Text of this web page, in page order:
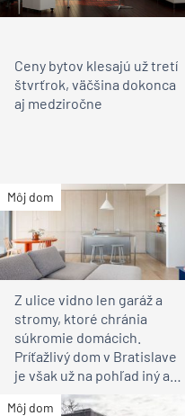
Ceny bytov klesajú už tretí
štvrťrok, väčšina dokonca
aj medziročne
Môj dom
Z ulice vidno len garáž a
stromy, ktoré chránia
súkromie domácich.
Príťažlivý dom v Bratislave
je však už na pohľad iný ako
susedia
Môj dom